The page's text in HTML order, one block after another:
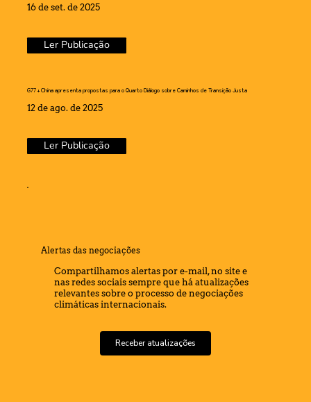
16 de set. de 2025
Ler Publicação
G77 + China apresenta propostas para o Quarto Diálogo sobre Caminhos de Transição Justa
12 de ago. de 2025
Ler Publicação
Alertas das negociações
Compartilhamos alertas por e-mail, no site e
nas redes sociais sempre que há atualizações
relevantes sobre o processo de negociações
climáticas internacionais.
Receber atualizações